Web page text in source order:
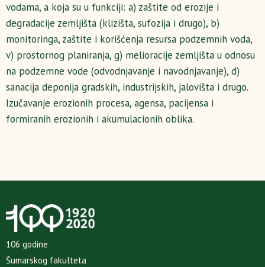
vodama, a koja su u funkciji: a) zaštite od erozije i
degradacije zemljišta (klizišta, sufozija i drugo), b)
monitoringa, zaštite i korišćenja resursa podzemnih voda,
v) prostornog planiranja, g) melioracije zemljišta u odnosu
na podzemne vode (odvodnjavanje i navodnjavanje), d)
sanacija deponija gradskih, industrijskih, jalovišta i drugo.
Izučavanje erozionih procesa, agensa, pacijensa i
formiranih erozionih i akumulacionih oblika.
106 godine
Šumarskog fakulteta